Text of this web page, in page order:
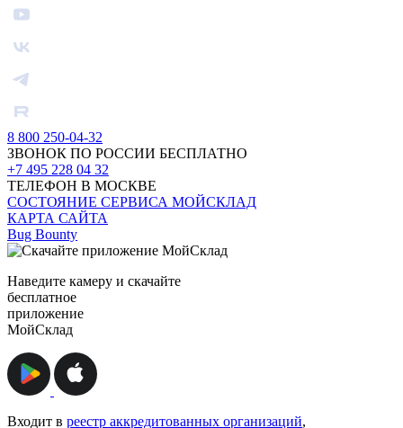
8 800 250-04-32
ЗВОНОК ПО РОССИИ БЕСПЛАТНО
+7 495 228 04 32
ТЕЛЕФОН В МОСКВЕ
СОСТОЯНИЕ СЕРВИСА МОЙСКЛАД
КАРТА САЙТА
Bug Bounty
Наведите камеру и скачайте
бесплатное
приложение
МойСклад
Входит в реестр аккредитованных организаций,